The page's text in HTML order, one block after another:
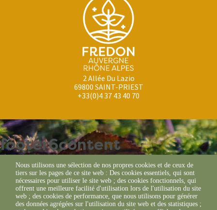
2 Allée Du Lazio
69800 SAINT-PRIEST
+33(0)4 37 43 40 70
footer6content
© FREDON 2019 -Mentions légales
Nous utilisons une sélection de nos propres cookies et de ceux de
tiers sur les pages de ce site web : Des cookies essentiels, qui sont
nécessaires pour utiliser le site web ; des cookies fonctionnels, qui
offrent une meilleure facilité d'utilisation lors de l'utilisation du site
web ; des cookies de performance, que nous utilisons pour générer
des données agrégées sur l'utilisation du site web et des statistiques ;